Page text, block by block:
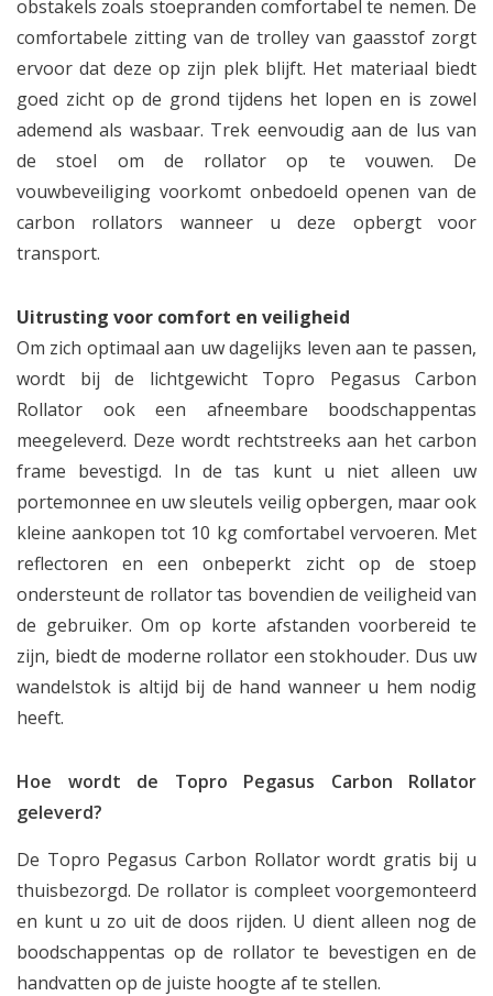
obstakels zoals stoepranden comfortabel te nemen. De
comfortabele zitting van de trolley van gaasstof zorgt
ervoor dat deze op zijn plek blijft. Het materiaal biedt
goed zicht op de grond tijdens het lopen en is zowel
ademend als wasbaar. Trek eenvoudig aan de lus van
de stoel om de rollator op te vouwen. De
vouwbeveiliging voorkomt onbedoeld openen van de
carbon rollators wanneer u deze opbergt voor
transport.
Uitrusting voor comfort en veiligheid
Om zich optimaal aan uw dagelijks leven aan te passen,
wordt bij de lichtgewicht Topro Pegasus Carbon
Rollator ook een afneembare boodschappentas
meegeleverd. Deze wordt rechtstreeks aan het carbon
frame bevestigd. In de tas kunt u niet alleen uw
portemonnee en uw sleutels veilig opbergen, maar ook
kleine aankopen tot 10 kg comfortabel vervoeren. Met
reflectoren en een onbeperkt zicht op de stoep
ondersteunt de rollator tas bovendien de veiligheid van
de gebruiker. Om op korte afstanden voorbereid te
zijn, biedt de moderne rollator een stokhouder. Dus uw
wandelstok is altijd bij de hand wanneer u hem nodig
heeft.
Hoe wordt de Topro Pegasus Carbon Rollator
geleverd?
De Topro Pegasus Carbon Rollator wordt gratis bij u
thuisbezorgd. De rollator is compleet voorgemonteerd
en kunt u zo uit de doos rijden. U dient alleen nog de
boodschappentas op de rollator te bevestigen en de
handvatten op de juiste hoogte af te stellen.